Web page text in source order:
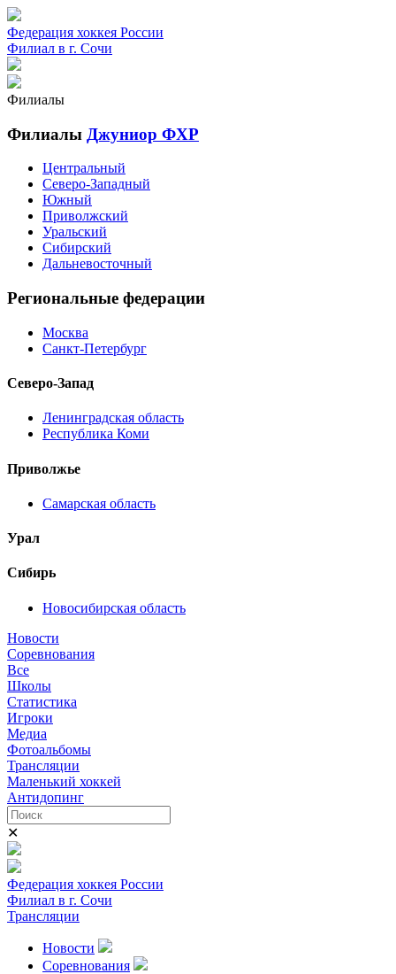
Федерация хоккея России
Филиал в г. Сочи
Филиалы
Филиалы Джуниор ФХР
Центральный
Северо-Западный
Южный
Приволжский
Уральский
Сибирский
Дальневосточный
Региональные федерации
Москва
Санкт-Петербург
Северо-Запад
Ленинградская область
Республика Коми
Приволжье
Самарская область
Урал
Сибирь
Новосибирская область
Новости
Соревнования
Все
Школы
Статистика
Игроки
Медиа
Фотоальбомы
Трансляции
Маленький хоккей
Антидопинг
✕
Федерация хоккея России
Филиал в г. Сочи
Трансляции
Новости
Соревнования